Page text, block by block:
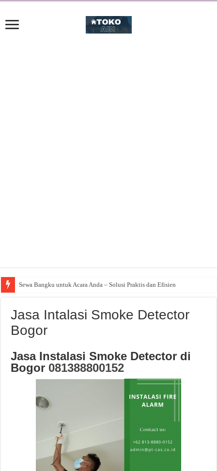
Sewa Bangku untuk Acara Anda – Solusi Praktis dan Efisien
Jasa Intalasi Smoke Detector
Bogor
Jasa Instalasi Smoke Detector di
Bogor 081388800152